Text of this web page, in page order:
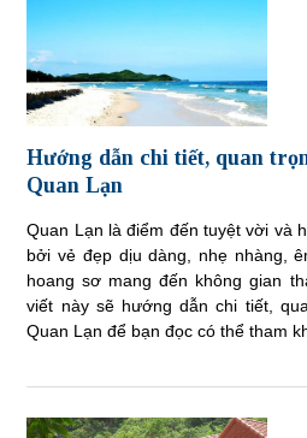
Hướng dẫn chi tiết, quan
Quan Lạn
Quan Lạn là điểm đến tuyệt vời và
bởi vẻ đẹp dịu dàng, nhẹ nhàng,
hoang sơ mang đến không gian
viết này sẽ hướng dẫn chi tiết,
Quan Lạn để bạn đọc có thể tham